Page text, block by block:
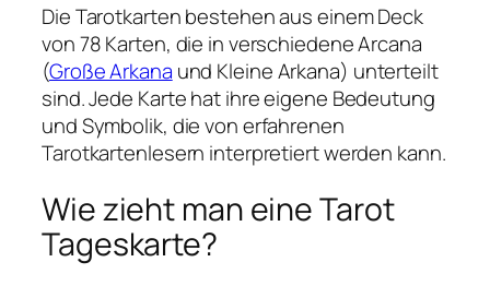
Die Tarotkarten bestehen aus einem Deck
von 78 Karten, die in verschiedene Arcana
(Große Arkana und Kleine Arkana) unterteilt
sind. Jede Karte hat ihre eigene Bedeutung
und Symbolik, die von erfahrenen
Tarotkartenlesern interpretiert werden kann.
Wie zieht man eine Tarot
Tageskarte?